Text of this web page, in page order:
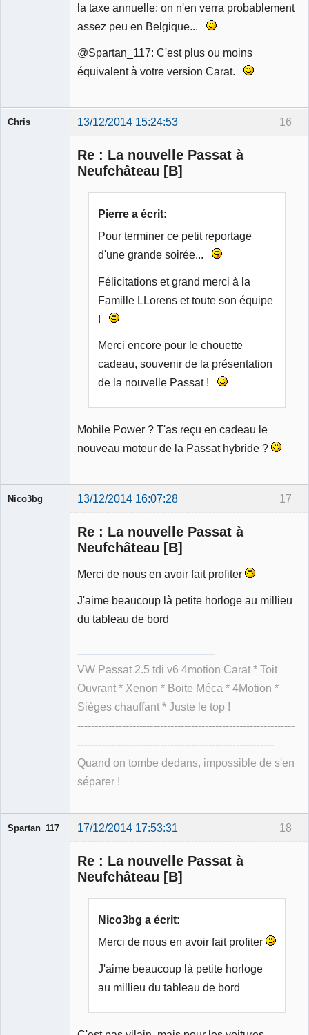
la taxe annuelle: on n'en verra probablement
assez peu en Belgique...
@Spartan_117: C'est plus ou moins
équivalent à votre version Carat.
16
Chris 13/12/2014 15:24:53
Re : La nouvelle Passat à
Neufchâteau [B]
Pierre a écrit:
Pour terminer ce petit reportage
d'une grande soirée...
Félicitations et grand merci à la
Famille LLorens et toute son équipe
!
Merci encore pour le chouette
cadeau, souvenir de la présentation
de la nouvelle Passat !
Mobile Power ? T'as reçu en cadeau le
nouveau moteur de la Passat hybride ?
17
Nico3bg 13/12/2014 16:07:28
Re : La nouvelle Passat à
Neufchâteau [B]
Merci de nous en avoir fait profiter
J'aime beaucoup là petite horloge au millieu
du tableau de bord
VW Passat 2.5 tdi v6 4motion Carat * Toit
Ouvrant * Xenon * Boite Méca * 4Motion *
Sièges chauffant * Juste le top !
---------------------------------------------------------------
---------------------------------------------------------
Quand on tombe dedans, impossible de s'en
séparer !
18
Spartan_117 17/12/2014 17:53:31
Re : La nouvelle Passat à
Neufchâteau [B]
Nico3bg a écrit:
Merci de nous en avoir fait profiter
J'aime beaucoup là petite horloge
au millieu du tableau de bord